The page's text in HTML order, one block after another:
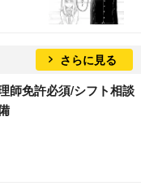
さらに見る
師免許必須/シフト相談